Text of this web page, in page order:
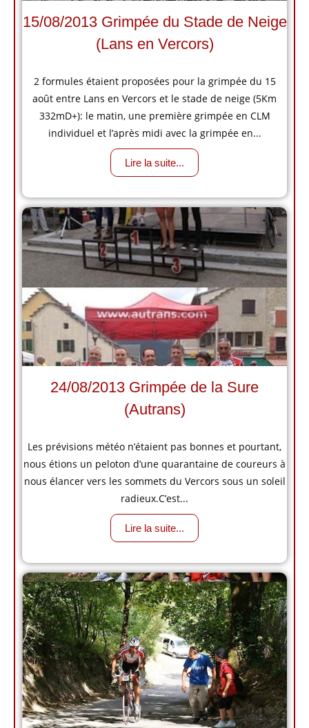
15/08/2013 Grimpée du Stade de Neige
(Lans en Vercors)
2 formules étaient proposées pour la grimpée du 15
août entre Lans en Vercors et le stade de neige (5Km
332mD+): le matin, une première grimpée en CLM
individuel et l’après midi avec la grimpée en...
Lire la suite...
24/08/2013 Grimpée de la Sure
(Autrans)
Les prévisions météo n’étaient pas bonnes et pourtant,
nous étions un peloton d’une quarantaine de coureurs à
nous élancer vers les sommets du Vercors sous un soleil
radieux.C’est...
Lire la suite...